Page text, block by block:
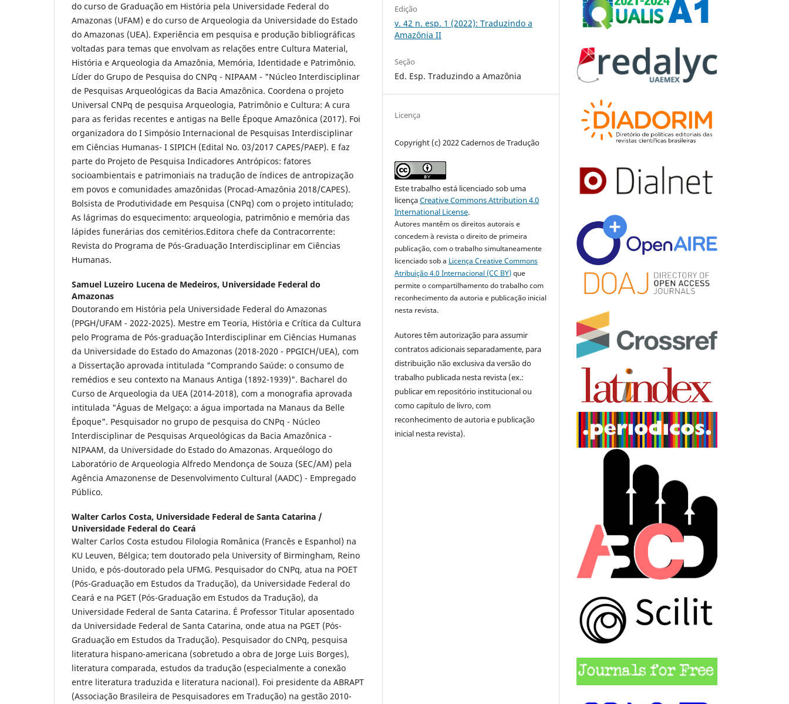
do curso de Graduação em História pela Universidade Federal do
Amazonas (UFAM) e do curso de Arqueologia da Universidade do Estado
do Amazonas (UEA). Experiência em pesquisa e produção bibliográficas
voltadas para temas que envolvam as relações entre Cultura Material,
História e Arqueologia da Amazônia, Memória, Identidade e Patrimônio.
Líder do Grupo de Pesquisa do CNPq - NIPAAM - "Núcleo Interdisciplinar
de Pesquisas Arqueológicas da Bacia Amazônica. Coordena o projeto
Universal CNPq de pesquisa Arqueologia, Patrimônio e Cultura: A cura
para as feridas recentes e antigas na Belle Époque Amazônica (2017). Foi
organizadora do I Simpósio Internacional de Pesquisas Interdisciplinar
em Ciências Humanas- I SIPICH (Edital No. 03/2017 CAPES/PAEP). E faz
parte do Projeto de Pesquisa Indicadores Antrópicos: fatores
socioambientais e patrimoniais na tradução de índices de antropização
em povos e comunidades amazônidas (Procad-Amazônia 2018/CAPES).
Bolsista de Produtividade em Pesquisa (CNPq) com o projeto intitulado;
As lágrimas do esquecimento: arqueologia, patrimônio e memória das
lápides funerárias dos cemitérios.Editora chefe da Contracorrente:
Revista do Programa de Pós-Graduação Interdisciplinar em Ciências
Humanas.
Samuel Luzeiro Lucena de Medeiros, Universidade Federal do
Amazonas
Doutorando em História pela Universidade Federal do Amazonas
(PPGH/UFAM - 2022-2025). Mestre em Teoria, História e Crítica da Cultura
pelo Programa de Pós-graduação Interdisciplinar em Ciências Humanas
da Universidade do Estado do Amazonas (2018-2020 - PPGICH/UEA), com
a Dissertação aprovada intitulada "Comprando Saúde: o consumo de
remédios e seu contexto na Manaus Antiga (1892-1939)". Bacharel do
Curso de Arqueologia da UEA (2014-2018), com a monografia aprovada
intitulada "Águas de Melgaço: a água importada na Manaus da Belle
Époque". Pesquisador no grupo de pesquisa do CNPq - Núcleo
Interdisciplinar de Pesquisas Arqueológicas da Bacia Amazônica -
NIPAAM, da Universidade do Estado do Amazonas. Arqueólogo do
Laboratório de Arqueologia Alfredo Mendonça de Souza (SEC/AM) pela
Agência Amazonense de Desenvolvimento Cultural (AADC) - Empregado
Público.
Walter Carlos Costa, Universidade Federal de Santa Catarina /
Universidade Federal do Ceará
Walter Carlos Costa estudou Filologia Românica (Francês e Espanhol) na
KU Leuven, Bélgica; tem doutorado pela University of Birmingham, Reino
Unido, e pós-doutorado pela UFMG. Pesquisador do CNPq, atua na POET
(Pós-Graduação em Estudos da Tradução), da Universidade Federal do
Ceará e na PGET (Pós-Graduação em Estudos da Tradução), da
Universidade Federal de Santa Catarina. É Professor Titular aposentado
da Universidade Federal de Santa Catarina, onde atua na PGET (Pós-
Graduação em Estudos da Tradução). Pesquisador do CNPq, pesquisa
literatura hispano-americana (sobretudo a obra de Jorge Luis Borges),
literatura comparada, estudos da tradução (especialmente a conexão
entre literatura traduzida e literatura nacional). Foi presidente da ABRAPT
(Associação Brasileira de Pesquisadores em Tradução) na gestão 2010-
Edição
v. 42 n. esp. 1 (2022): Traduzindo a
Amazônia II
Seção
Ed. Esp. Traduzindo a Amazônia
Licença
Copyright (c) 2022 Cadernos de Tradução
Este trabalho está licenciado sob uma
licençaCreative Commons Attribution 4.0
International License.
Autores mantêm os direitos autorais e
concedem à revista o direito de primeira
publicação, com o trabalho simultaneamente
licenciado sob a Licença Creative Commons
Atribuição 4.0 Internacional (CC BY)que
permite o compartilhamento do trabalho com
reconhecimento da autoria e publicação inicial
nesta revista.
Autores têm autorização para assumir
contratos adicionais separadamente, para
distribuição não exclusiva da versão do
trabalho publicada nesta revista (ex.:
publicar em repositório institucional ou
como capítulo de livro, com
reconhecimento de autoria e publicação
inicial nesta revista).